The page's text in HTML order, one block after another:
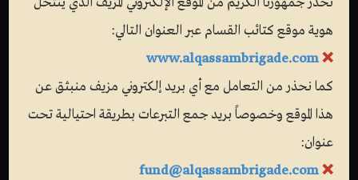
هوية موقع كتائب القسام عبر العنوان التالي:
❌
www.alqassambrigade.com
كما نحذر من التعامل مع أي بريد إلكتروني مزيف منبثق عن
هذا الموقع وخصوصاً بريد جمع التبرعات بطريقة احتيالية تحت
عنوان:
❌
fund@alqassambrigade.com